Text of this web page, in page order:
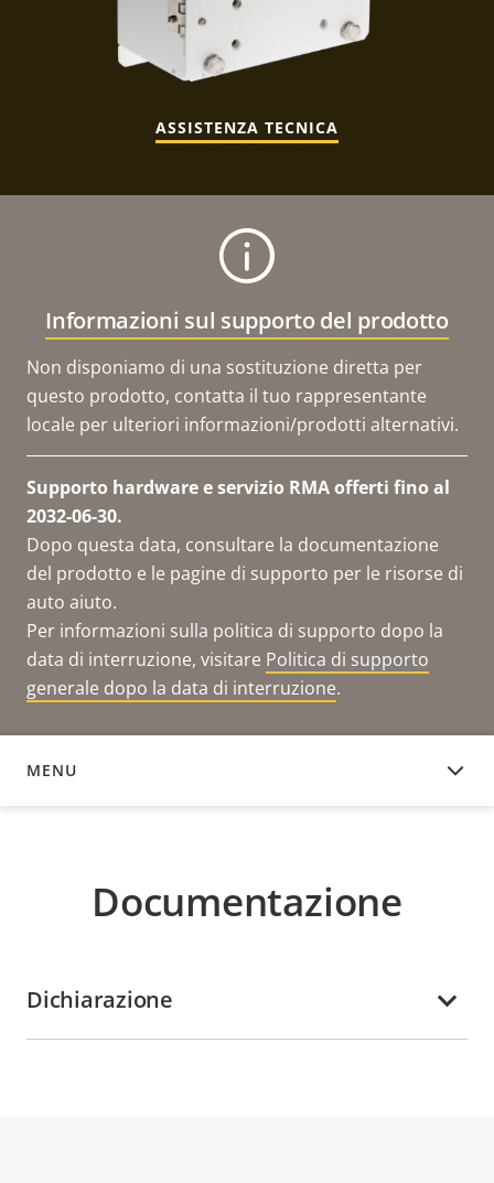
ASSISTENZA TECNICA
Informazioni sul supporto del prodotto
Non disponiamo di una sostituzione diretta per
questo prodotto, contatta il tuo rappresentante
locale per ulteriori informazioni/prodotti alternativi.
Supporto hardware e servizio RMA offerti fino al
2032-06-30.
Dopo questa data, consultare la documentazione
del prodotto e le pagine di supporto per le risorse di
auto aiuto.
Per informazioni sulla politica di supporto dopo la
data di interruzione, visitare Politica di supporto
generale dopo la data di interruzione.
MENU
DOCUMENTAZIONE
Documentazione
Dichiarazione